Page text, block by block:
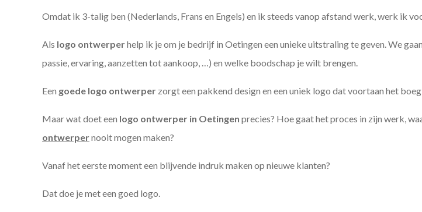
Omdat ik 3-talig ben (Nederlands, Frans en Engels) en ik steeds vanop afstand werk, werk ik
Als logo ontwerperhelp ik je om je bedrijf in Oetingen een unieke uitstraling te geven. We
passie, ervaring, aanzetten tot aankoop, …) en welke boodschap je wilt brengen.
Een goede logo ontwerper zorgt een pakkend design en een uniek logo dat voortaan het
Maar wat doet een logo ontwerper in Oetingen precies? Hoe gaat het proces in zijn werk,
ontwerpernooit mogen maken?
Vanaf het eerste moment een blijvende indruk maken op nieuwe klanten?
Dat doe je met een goed logo.